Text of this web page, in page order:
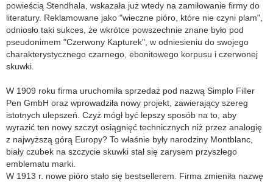
powieścią Stendhala, wskazała już wtedy na zamiłowanie firmy do
literatury. Reklamowane jako "wieczne pióro, które nie czyni plam",
odniosło taki sukces, że wkrótce powszechnie znane było pod
pseudonimem "Czerwony Kapturek", w odniesieniu do swojego
charakterystycznego czarnego, ebonitowego korpusu i czerwonej
skuwki.
W 1909 roku firma uruchomiła sprzedaż pod nazwą Simplo Filler
Pen GmbH oraz wprowadziła nowy projekt, zawierający szereg
istotnych ulepszeń. Czyż mógł być lepszy sposób na to, aby
wyrazić ten nowy szczyt osiągnięć technicznych niż przez analogię
z najwyższą górą Europy? To właśnie były narodziny Montblanc,
biały czubek na szczycie skuwki stał się zarysem przyszłego
emblematu marki.
W 1913 r. nowe pióro stało się bestsellerem. Firma zmieniła nazwę